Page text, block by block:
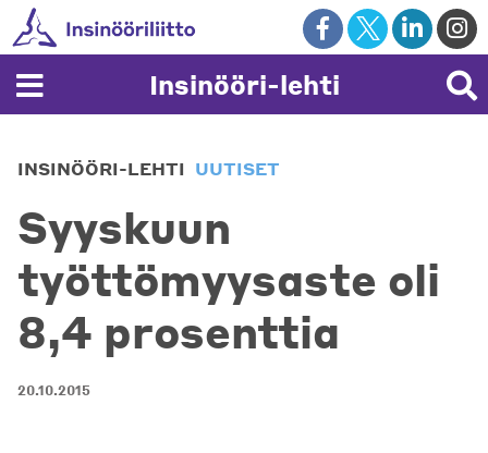
Skip
to
content
Insinööri-lehti
INSINÖÖRI-LEHTI UUTISET
Syyskuun
työttömyysaste oli
8,4 prosenttia
20.10.2015